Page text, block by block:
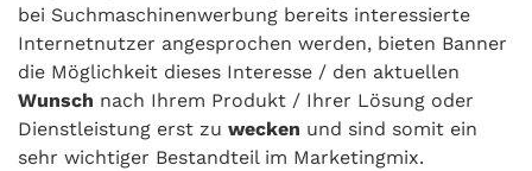
bei Suchmaschinenwerbung bereits interessierte
Internetnutzer angesprochen werden, bieten Banner
die Möglichkeit dieses Interesse / den aktuellen
Wunsch nach Ihrem Produkt / Ihrer Lösung oder
Dienstleistung erst zu wecken und sind somit ein
sehr wichtiger Bestandteil im Marketingmix.